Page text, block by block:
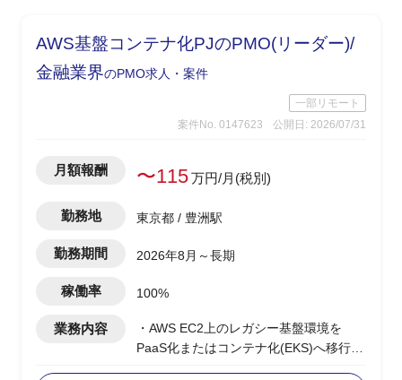
AWS基盤コンテナ化PJのPMO(リーダー)/
金融業界のPMO求人・案件
一部リモート
案件No. 0147623
公開日: 2026/07/31
月額報酬 〜115万円/月(税別)
勤務地 東京都 / 豊洲駅
勤務期間 2026年8月～長期
稼働率 100%
業務内容
・AWS EC2上のレガシー基盤環境を
PaaS化またはコンテナ化(EKS)へ移行す